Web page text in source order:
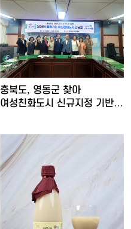
충북도, 영동군 찾아
여성친화도시 신규지정 기반